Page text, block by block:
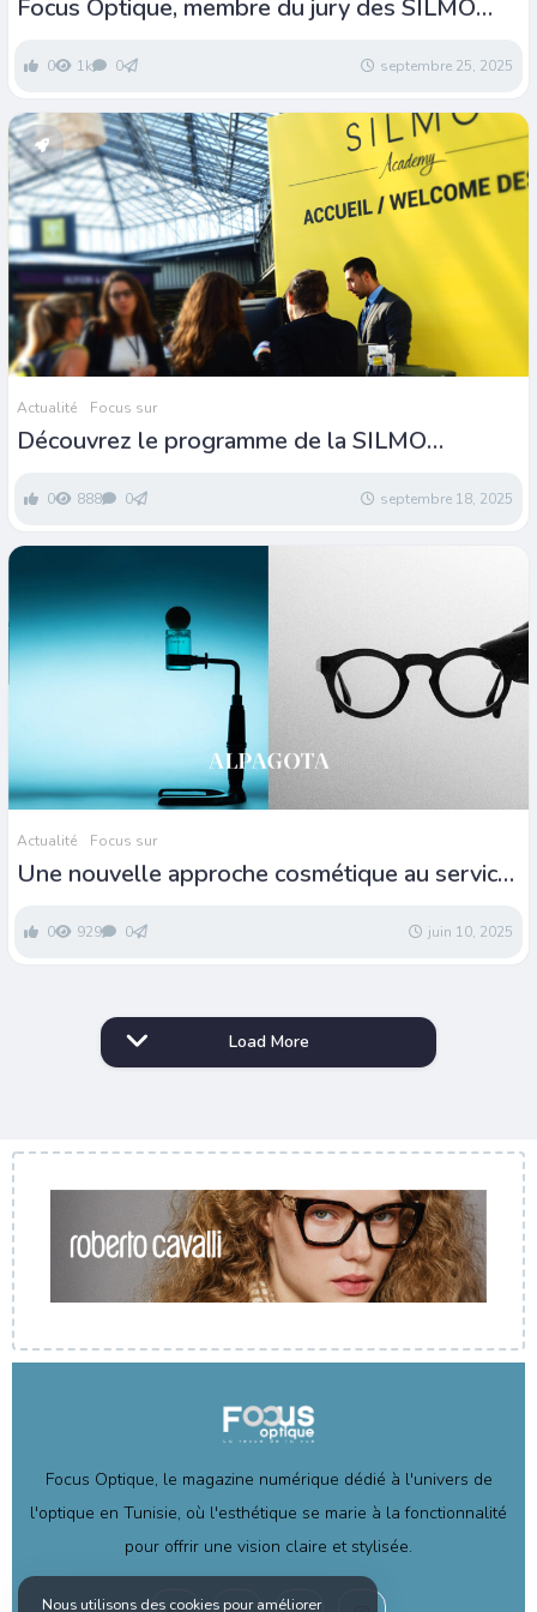
Focus Optique, membre du jury des SILMO
0 1k 0 septembre 25, 2025
Actualité Focus sur
Découvrez le programme de la SILMO
0 888 0 septembre 18, 2025
Actualité Focus sur
Une nouvelle approche cosmétique au service
0 929 0 juin 10, 2025
Load More
Focus Optique, le magazine numérique dédié à l'univers de
l'optique en Tunisie, où l'esthétique se marie à la fonctionnalité
pour offrir une vision claire et stylisée.
Nous utilisons des cookies pour améliorer